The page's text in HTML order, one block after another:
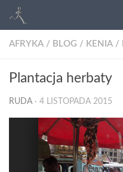
AFRYKA / BLOG / KENIA /
Plantacja herbaty
RUDA · 4 LISTOPADA 2015